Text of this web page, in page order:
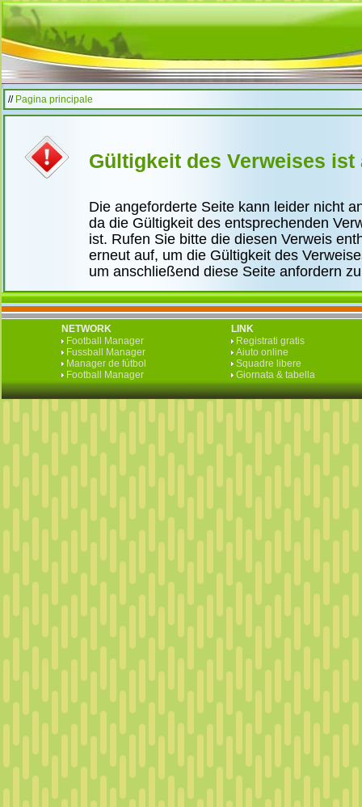
// Pagina principale
Gültigkeit des Verweises ist
Die angeforderte Seite kann leider nicht
da die Gültigkeit des entsprechenden
ist. Rufen Sie bitte die diesen Verweis
erneut auf, um die Gültigkeit des
um anschließend diese Seite anfordern
NETWORK
Football Manager
Fussball Manager
Manager de fútbol
Football Manager
LINK
Registrati gratis
Aiuto online
Squadre libere
Giornata & tabella